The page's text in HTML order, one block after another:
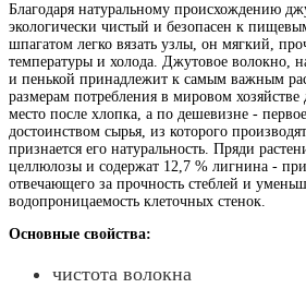
Благодаря натуральному происхождению
экологически чистый и безопасен к
шпагатом легко вязать узлы, он мягкий,
температуры и холода. Джутовое волокно,
и пенькой принадлежит к самым важным
размерам потребления в мировом хозяйстве
место после хлопка, а по дешевизне -
достоинством сырья, из которого
признается его натуральность. Пряди
целлюлозы и содержат 12,7 % лигнина -
отвечающего за прочность стеблей и
водопроницаемость клеточных стенок.
Основные свойства:
чистота волокна